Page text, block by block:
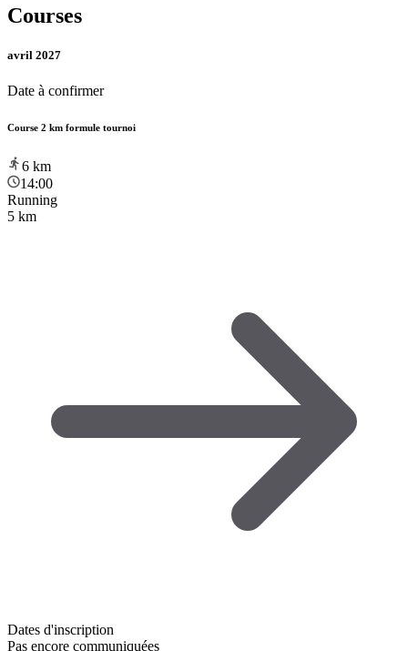
Courses
avril 2027
Date à confirmer
Course 2 km formule tournoi
6 km
14:00
Running
5 km
Dates d'inscription
Pas encore communiquées